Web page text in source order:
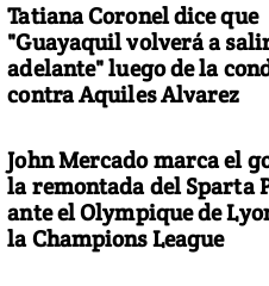
Tatiana Coronel dice que
"Guayaquil volverá a
adelante" luego de la
contra Aquiles Alvarez
John Mercado marca el
la remontada del Sparta
ante el Olympique de
la Champions League